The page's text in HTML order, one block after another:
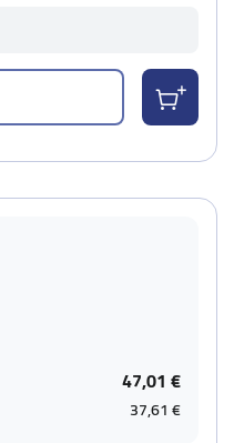
47,01 €
37,61 €